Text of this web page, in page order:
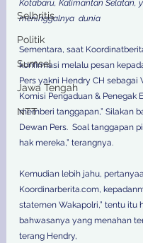
Selbritis
Politik
Sumsel
Jawa Tengah
NTT
Kotabaru, Kalimantan Selatan,
meninggalnya  dunia
Sementara, saat
konfirmasi melalu pesan
Pers yakni Hendry CH sebagai
Komisi Pengaduan & Penegak
memberi tanggapan,” Silakan
Dewan Pers.  Soal tanggapan
hak mereka,” terangnya.
Kemudian lebih jahu,
Koordinarberita.com,
statemen Wakapolri,” tentu itu
bahwasanya yang menahan
terang Hendry,